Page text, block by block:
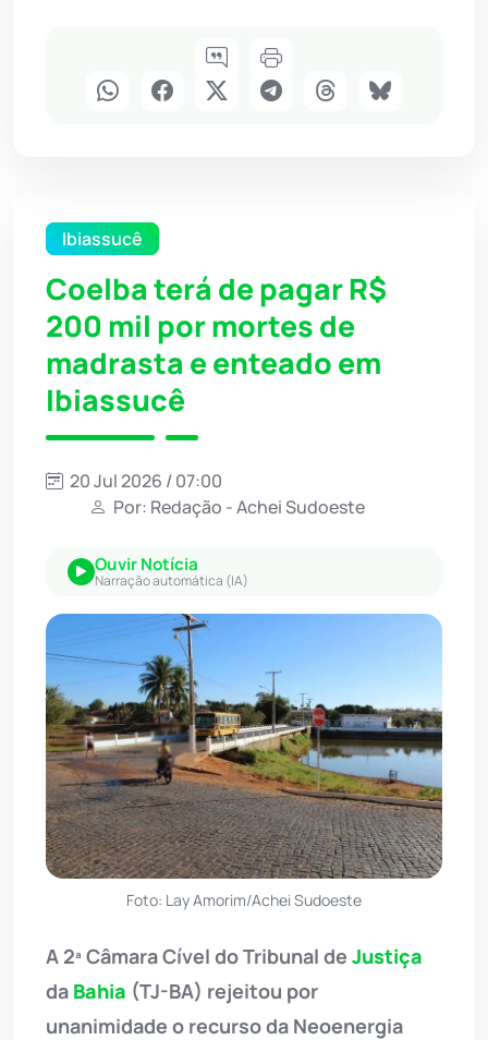
Ibiassucê
Coelba terá de pagar R$
200 mil por mortes de
madrasta e enteado em
Ibiassucê
20 Jul 2026 / 07:00
Por: Redação - Achei Sudoeste
Ouvir Notícia
Narração automática (IA)
Foto: Lay Amorim/Achei Sudoeste
A 2ª Câmara Cível do Tribunal de Justiça
da Bahia (TJ-BA) rejeitou por
unanimidade o recurso da Neoenergia